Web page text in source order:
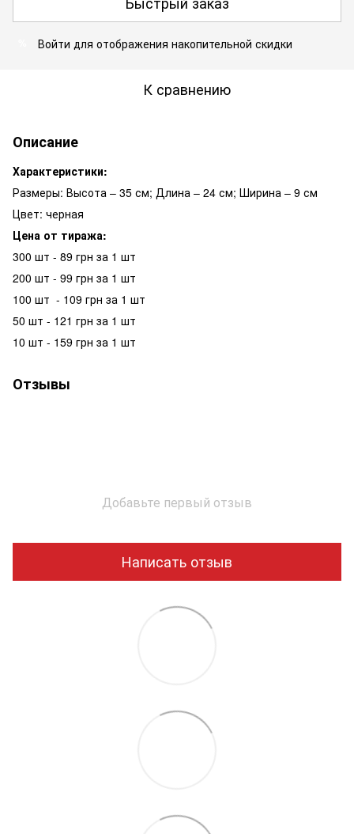
Войти для отображения накопительной скидки
К сравнению
Описание
Характеристики:
Размеры: Высота – 35 см; Длина – 24 см; Ширина – 9 см
Цвет: черная
Цена от тиража:
300 шт - 89 грн за 1 шт
200 шт - 99 грн за 1 шт
100 шт - 109 грн за 1 шт
50 шт - 121 грн за 1 шт
10 шт - 159 грн за 1 шт
Отзывы
Добавьте первый отзыв
Написать отзыв